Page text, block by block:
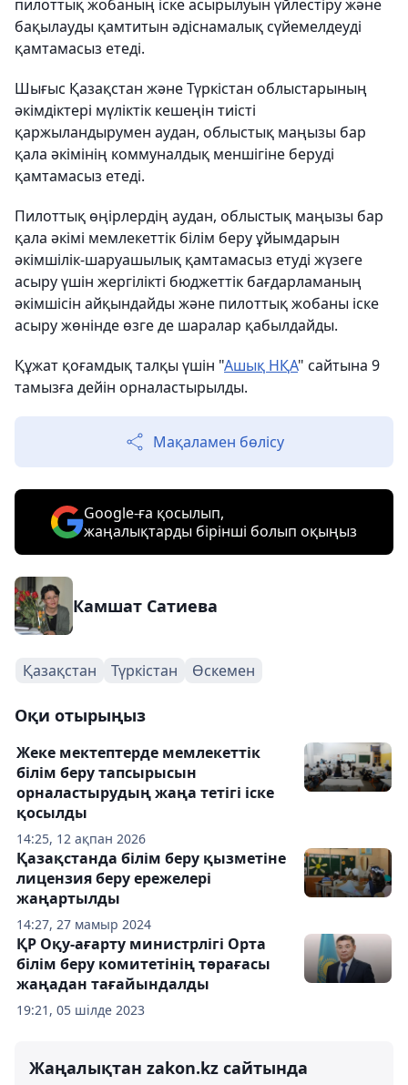
пилоттық жобаның іске асырылуын үйлестіру және
бақылауды қамтитын әдіснамалық сүйемелдеуді
қамтамасыз етеді.
Шығыс Қазақстан және Түркістан облыстарының
әкімдіктері мүліктік кешеңін тиісті
қаржыландырумен аудан, облыстық маңызы бар
қала әкімінің коммуналдық меншігіне беруді
қамтамасыз етеді.
Пилоттық өңірлердің аудан, облыстық маңызы бар
қала әкімі мемлекеттік білім беру ұйымдарын
әкімшілік-шаруашылық қамтамасыз етуді жүзеге
асыру үшін жергілікті бюджеттік бағдарламаның
әкімшісін айқындайды және пилоттық жобаны іске
асыру жөнінде өзге де шаралар қабылдайды.
Құжат қоғамдық талқы үшін "Ашық НҚА" сайтына 9
тамызға дейін орналастырылды.
Мақаламен бөлісу
Google-ға қосылып,
жаңалықтарды бірінші болып оқыңыз
Камшат Сатиева
Қазақстан Түркістан Өскемен
Оқи отырыңыз
14:25, 12 ақпан 2026
Жеке мектептерде мемлекеттік
білім беру тапсырысын
орналастырудың жаңа тетігі іске
қосылды
14:27, 27 мамыр 2024
Қазақстанда білім беру қызметіне
лицензия беру ережелері
жаңартылды
19:21, 05 шілде 2023
ҚР Оқу-ағарту министрлігі Орта
білім беру комитетінің төрағасы
жаңадан тағайындалды
Жаңалықтан zakon.kz сайтында